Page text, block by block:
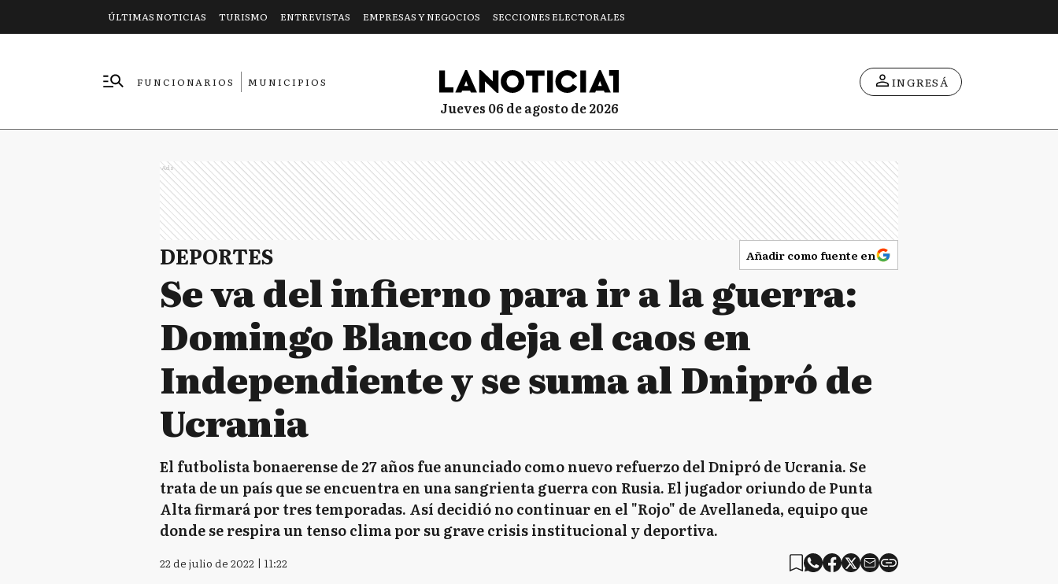
ÚLTIMAS NOTICIAS TURISMO ENTREVISTAS EMPRESAS Y NEGOCIOS SECCIONES ELECTORALES
FUNCIONARIOS
MUNICIPIOS
jueves 06 de agosto de 2026
INGRESÁ
Ads
DEPORTES Añadir como fuente en
Se va del infierno para ir a la guerra:
Domingo Blanco deja el caos en
Independiente y se suma al Dnipró de
Ucrania
El futbolista bonaerense de 27 años fue anunciado como nuevo refuerzo del Dnipró de Ucrania. Se
trata de un país que se encuentra en una sangrienta guerra con Rusia. El jugador oriundo de Punta
Alta firmará por tres temporadas. Así decidió no continuar en el "Rojo" de Avellaneda, equipo que
donde se respira un tenso clima por su grave crisis institucional y deportiva.
22 de julio de 2022 | 11:22